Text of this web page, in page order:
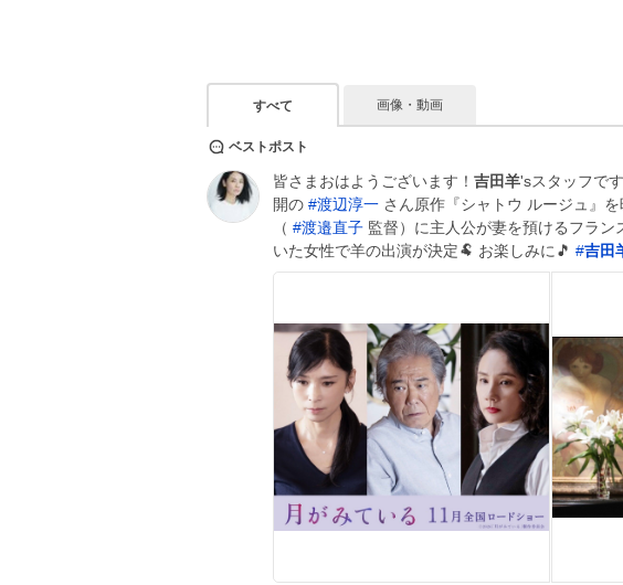
すべて 画像・動画
ベストポスト
皆さまおはようございます！ 吉田羊'sスタッフで
開の #渡辺淳一 さん原作『シャトウ ルージュ』を
（ #渡邉直子 監督）に主人公が妻を預けるフラ
いた女性で羊の出演が決定🐏 お楽しみに🎵 #吉田